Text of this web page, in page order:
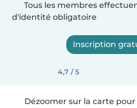
Tous les membres
d'identité obligatoire
Inscription
4,7 / 5
Dézoomer sur la carte